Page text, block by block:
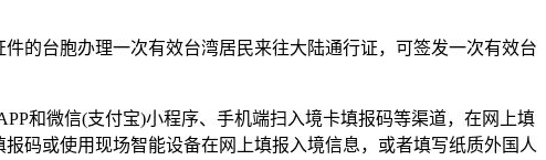
台胞办理一次有效台湾居民来往大陆通行证，可签发一次有效台
和微信(支付宝)小程序、手机端扫入境卡填报码等渠道，在网上填
码或使用现场智能设备在网上填报入境信息，或者填写纸质外国人